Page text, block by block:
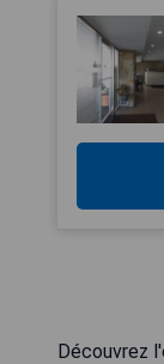
Découvrez